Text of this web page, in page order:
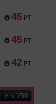
45 PT
45 PT
42 PT
トップ50